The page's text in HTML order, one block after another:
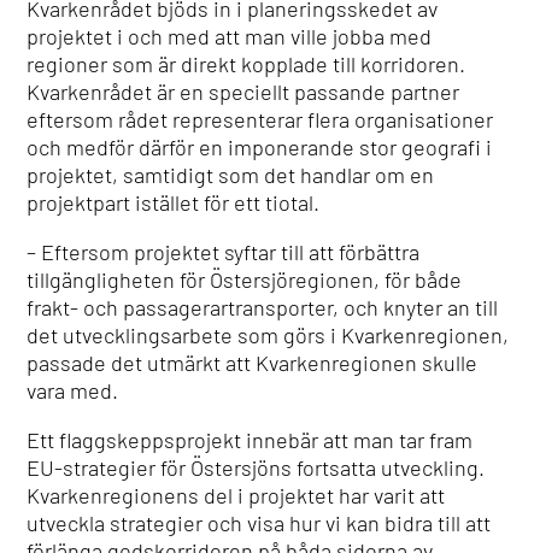
Kvarkenrådet bjöds in i planeringsskedet av
projektet i och med att man ville jobba med
regioner som är direkt kopplade till korridoren.
Kvarkenrådet är en speciellt passande partner
eftersom rådet representerar flera organisationer
och medför därför en imponerande stor geografi i
projektet, samtidigt som det handlar om en
projektpart istället för ett tiotal.
– Eftersom projektet syftar till att förbättra
tillgängligheten för Östersjöregionen, för både
frakt- och passagerartransporter, och knyter an till
det utvecklingsarbete som görs i Kvarkenregionen,
passade det utmärkt att Kvarkenregionen skulle
vara med.
Ett flaggskeppsprojekt innebär att man tar fram
EU-strategier för Östersjöns fortsatta utveckling.
Kvarkenregionens del i projektet har varit att
utveckla strategier och visa hur vi kan bidra till att